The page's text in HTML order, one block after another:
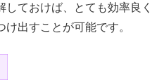
ておけば、とても効率良く
出すことが可能です。